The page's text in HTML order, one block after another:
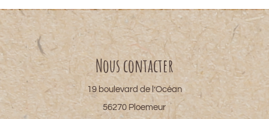
Nous contacter
19 boulevard de l’Océan
56270 Ploemeur